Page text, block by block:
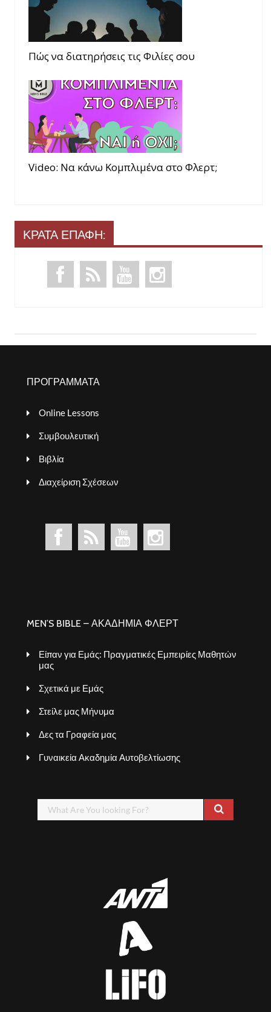
Πώς να διατηρήσεις τις Φιλίες σου
Video: Να κάνω Κομπλιμένα στο Φλερτ;
ΚΡΑΤΑ ΕΠΑΦΗ:
ΠΡΟΓΡΑΜΜΑΤΑ
Online Lessons
Συμβουλευτική
Βιβλία
Διαχείριση Σχέσεων
MEN’S BIBLE – ΑΚΑΔΗΜΙΑ ΦΛΕΡΤ
Είπαν για Εμάς: Πραγματικές Εμπειρίες Μαθητών
μας
Σχετικά με Εμάς
Στείλε μας Μήνυμα
Δες τα Γραφεία μας
Γυναικεία Ακαδημία Αυτοβελτίωσης